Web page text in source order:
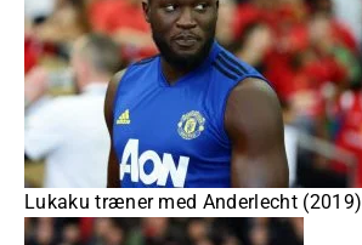
Lukaku træner med Anderlecht (2019)